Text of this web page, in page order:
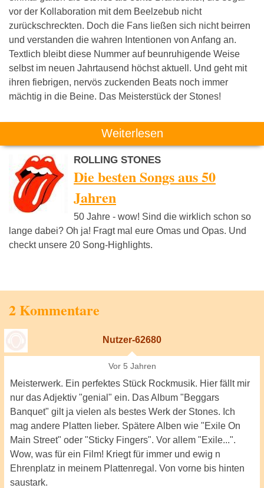
vor der Kollaboration mit dem Beelzebub nicht
zurückschreckten. Doch die Fans ließen sich nicht beirren
und verstanden die wahren Intentionen von Anfang an.
Textlich bleibt diese Nummer auf beunruhigende Weise
selbst im neuen Jahrtausend höchst aktuell. Und geht mit
ihren fiebrigen, nervös zuckenden Beats noch immer
mächtig in die Beine. Das Meisterstück der Stones!
Weiterlesen
ROLLING STONES
Die besten Songs aus 50
Jahren
50 Jahre - wow! Sind die wirklich schon so
lange dabei? Oh ja! Fragt mal eure Omas und Opas. Und
checkt unsere 20 Song-Highlights.
2 Kommentare
Nutzer-62680
Vor 5 Jahren
Meisterwerk. Ein perfektes Stück Rockmusik. Hier fällt mir
nur das Adjektiv "genial" ein. Das Album "Beggars
Banquet" gilt ja vielen als bestes Werk der Stones. Ich
mag andere Platten lieber. Spätere Alben wie "Exile On
Main Street" oder "Sticky Fingers". Vor allem "Exile...".
Wow, was für ein Film! Kriegt für immer und ewig n
Ehrenplatz in meinem Plattenregal. Von vorne bis hinten
saustark.